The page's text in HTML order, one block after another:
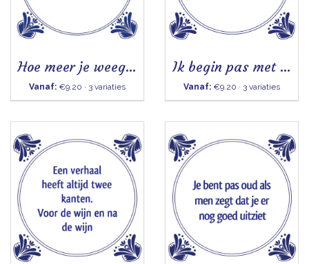
Hoe meer je weegt - Tegeltje
Vanaf: €9.20 · 3 variaties
Ik begin pas met werken - Tegeltje
Vanaf: €9.20 · 3 variaties